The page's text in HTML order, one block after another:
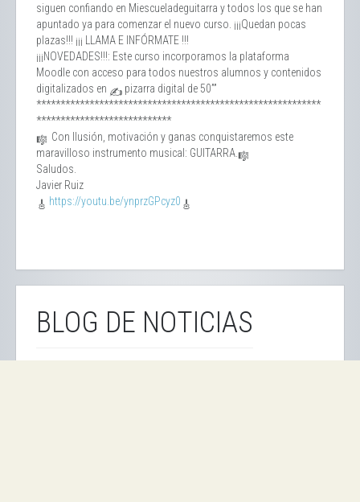
siguen confiando en Miescueladeguitarra y todos los que se han
apuntado ya para comenzar el nuevo curso. ¡¡¡Quedan pocas
plazas!!! ¡¡¡ LLAMA E INFÓRMATE !!!
¡¡¡NOVEDADES!!!: Este curso incorporamos la plataforma
Moodle con acceso para todos nuestros alumnos y contenidos
digitalizados en
pizarra digital de 50””
***********************************************************
****************************
Con Ilusión, motivación y ganas conquistaremos este
maravilloso instrumento musical: GUITARRA.
Saludos.
Javier Ruiz
https://youtu.be/ynprzGPcyz0
BLOG DE NOTICIAS